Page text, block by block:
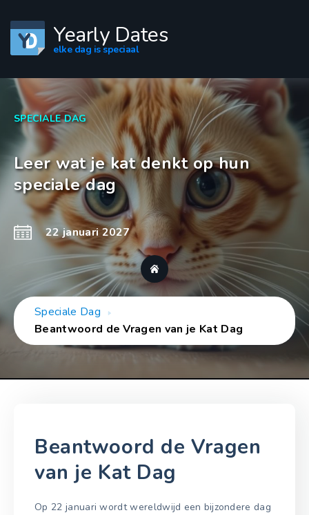
Yearly Dates
elke dag is speciaal
SPECIALE DAG
Leer wat je kat denkt op hun
speciale dag
22 januari 2027
Speciale Dag
Beantwoord de Vragen van je Kat Dag
Beantwoord de Vragen
van je Kat Dag
Op 22 januari wordt wereldwijd een bijzondere dag